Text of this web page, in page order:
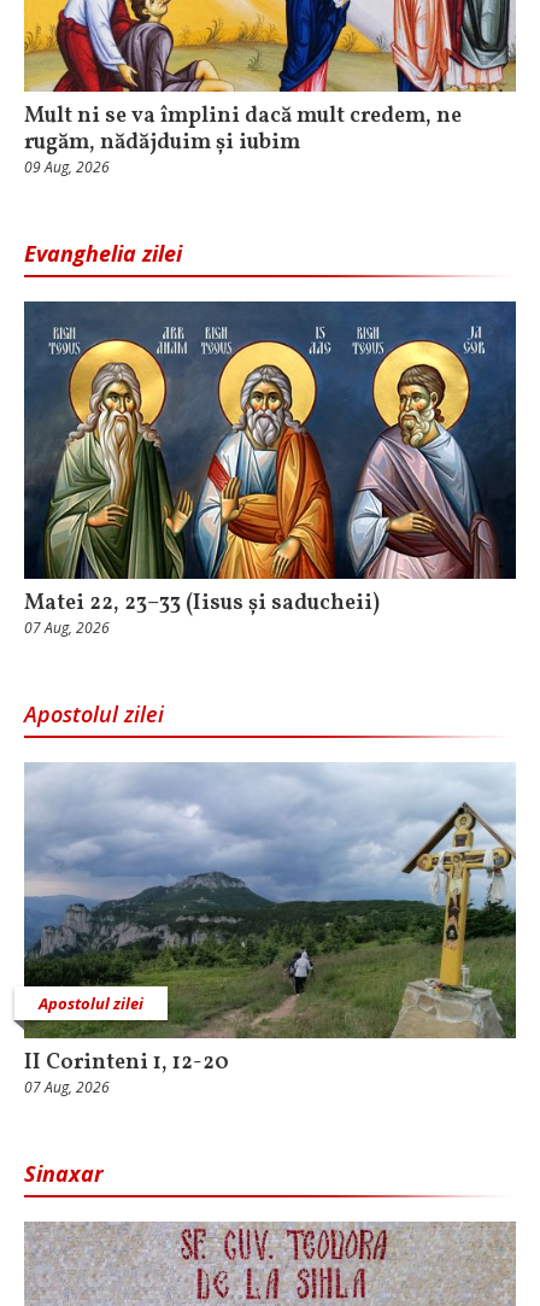
Mult ni se va împlini dacă mult credem, ne
rugăm, nădăjduim și iubim
09 Aug, 2026
Evanghelia zilei
Matei 22, 23–33 (Iisus și saducheii)
07 Aug, 2026
Apostolul zilei
Apostolul zilei
II Corinteni 1, 12-20
07 Aug, 2026
Sinaxar